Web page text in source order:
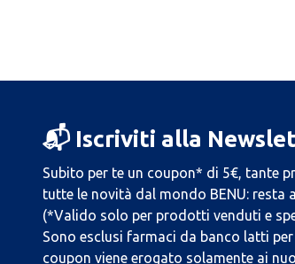
📬 Iscriviti alla
Subito per te un coupon* di 5€, tante
tutte le novità dal mondo BENU:
(*Valido solo per prodotti venduti e
Sono esclusi farmaci da banco latti
coupon viene erogato solamente ai